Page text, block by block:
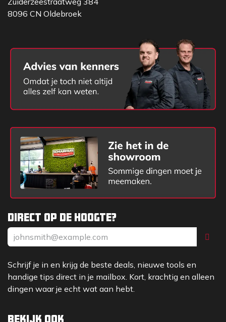
Direct op de hoogte?
Schrijf je in en krijg de beste deals, nieuwe tools en
handige tips direct in je mailbox. Kort, krachtig en alleen
dingen waar je echt wat aan hebt.
Bekijk ook
8096 CN Oldebroek